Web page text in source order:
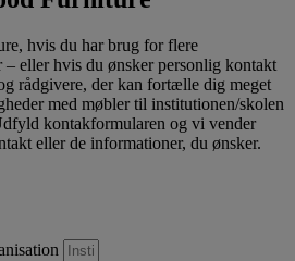
hvis du har brug for flere
– eller hvis du ønsker personlig kontakt
rådgivere, der kan fortælle dig meget
med møbler til institutionen/skolen
kontakformularen og vi vender
eller de informationer, du ønsker.